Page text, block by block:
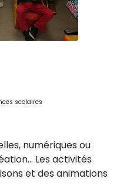
scolaires
numériques ou
Les activités
et des animations